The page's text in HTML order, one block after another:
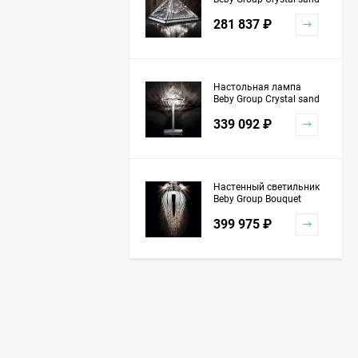
281 837 ₽
Настольная лампа
Beby Group Crystal sand
339 092 ₽
Настенный светильник
Beby Group Bouquet
Grey Red
399 975 ₽